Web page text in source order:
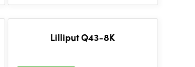
Lilliput Q43-8K